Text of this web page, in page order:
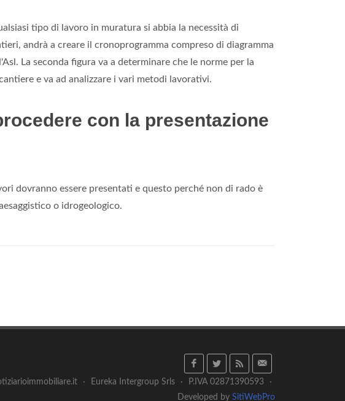
tipo di lavoro in muratura si abbia la necessità di
andrà a creare il cronoprogramma compreso di diagramma
La seconda figura va a determinare che le norme per la
e va ad analizzare i vari metodi lavorativi.
con la presentazione
dovranno essere presentati e questo perché non di rado è
o idrogeologico.
· Eureka Intergroup Srls · P.IVA 02871390593
·
Developed by SitiWebPro